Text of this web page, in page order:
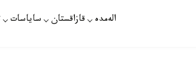
الەمدە قازاقستان ساياسات